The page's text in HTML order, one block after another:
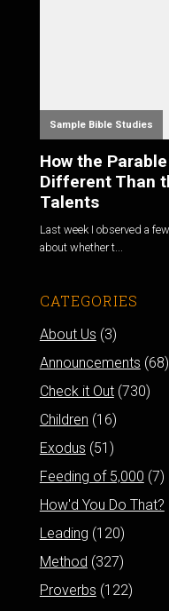
Sample Bible Studies
How the
Different Than
Talents
Last week I observed a
about whether t...
CATEGORIES
About Us (3)
Announcements (68)
Check it Out(730)
Children (16)
Exodus (51)
Feeding of 5,000 (7)
How'd You Do That?
Leading (120)
Method (327)
Proverbs (122)